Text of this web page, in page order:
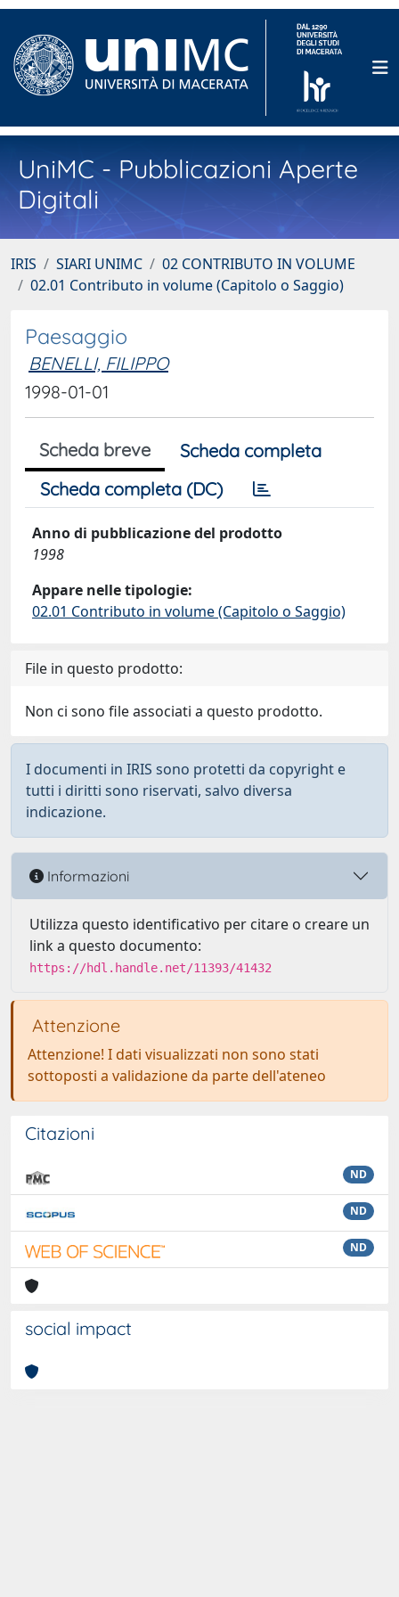
UniMC - Pubblicazioni Aperte
Digitali
IRIS SIARI UNIMC
02 CONTRIBUTO IN VOLUME
02.01 Contributo in volume (Capitolo o Saggio)
Paesaggio
BENELLI, FILIPPO
1998-01-01
Scheda breve
Scheda completa
Scheda completa (DC)
Anno di pubblicazione del prodotto
1998
Appare nelle tipologie:
02.01 Contributo in volume (Capitolo o Saggio)
File in questo prodotto:
Non ci sono file associati a questo prodotto.
I documenti in IRIS sono protetti da copyright e
tutti i diritti sono riservati, salvo diversa
indicazione.
Informazioni
Utilizza questo identificativo per citare o creare un
link a questo documento:
https://hdl.handle.net/11393/41432
Attenzione
Attenzione! I dati visualizzati non sono stati
sottoposti a validazione da parte dell'ateneo
Citazioni
ND
ND
ND
social impact